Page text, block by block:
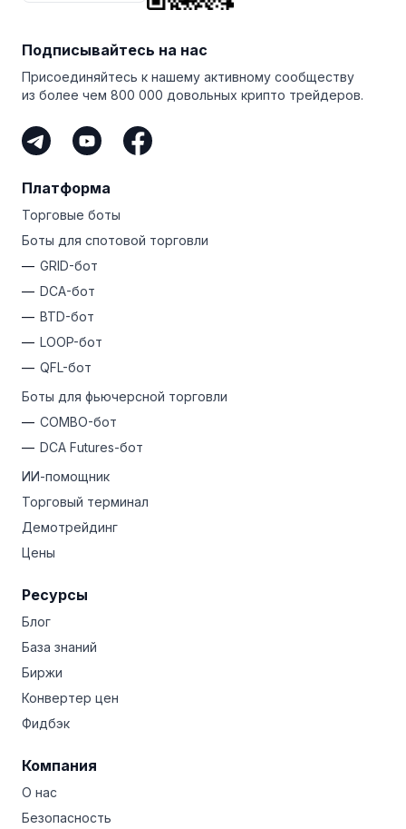
версией и протестировать передовой GRID-бот!
торговый опыт!
зарегистрируйтесьна Bitsgap прямо сейчас!
с тонкостями фьючерсного рынка и связанными
с ним торговыми рисками.
Подписывайтесь на нас
Присоединяйтесь к нашему активному сообществу
из более чем 800 000 довольных крипто трейдеров.
Платформа
Торговые боты
Боты для спотовой торговли
GRID-бот
DCA-бот
BTD-бот
LOOP-бот
QFL-бот
Боты для фьючерсной торговли
COMBO-бот
DCA Futures-бот
ИИ-помощник
Торговый терминал
Демотрейдинг
Цены
Ресурсы
Блог
База знаний
Биржи
Конвертер цен
Фидбэк
Компания
О нас
Безопасность